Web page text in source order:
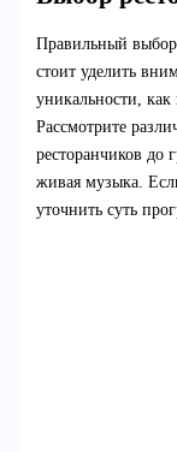
Правильный выбор
стоит уделить
уникальности, как
Рассмотрите
ресторанчиков до
живая музыка.
уточнить суть